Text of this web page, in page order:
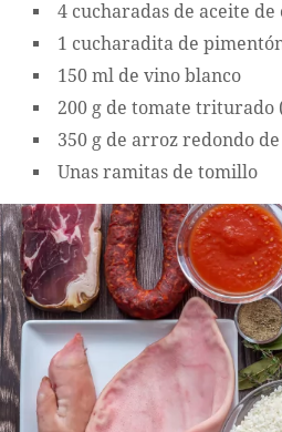
4 cucharadas de aceite de
1 cucharadita de
150 ml de vino blanco
200 g de tomate triturado
350 g de arroz redondo
Unas ramitas de tomillo